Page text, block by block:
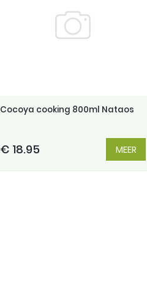
Cocoya cooking 800ml Nataos
€ 18.95 MEER